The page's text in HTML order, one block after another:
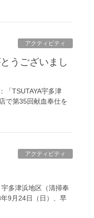
アクティビティ
「TSUTAYA宇多津
で第35回献血奉仕を
アクティビティ
多津浜地区（清掃奉
24日（日）、早